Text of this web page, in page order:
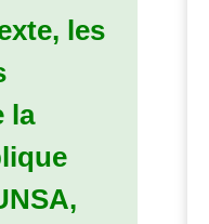
les
la
,